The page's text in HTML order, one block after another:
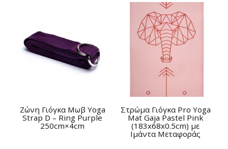
Ζώνη Γιόγκα Μωβ Yoga
Strap D – Ring Purple
250cm×4cm
Στρώμα Γιόγκα Pro Yoga
Mat Gaja Pastel Pink
(183x68x0.5cm) με
Ιμάντα Μεταφοράς